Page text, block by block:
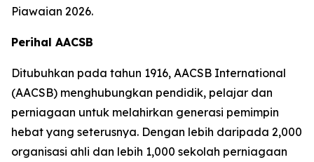
Piawaian 2026.
Perihal AACSB
Ditubuhkan pada tahun 1916, AACSB International
(AACSB) menghubungkan pendidik, pelajar dan
perniagaan untuk melahirkan generasi pemimpin
hebat yang seterusnya. Dengan lebih daripada 2,000
organisasi ahli dan lebih 1,000 sekolah perniagaan